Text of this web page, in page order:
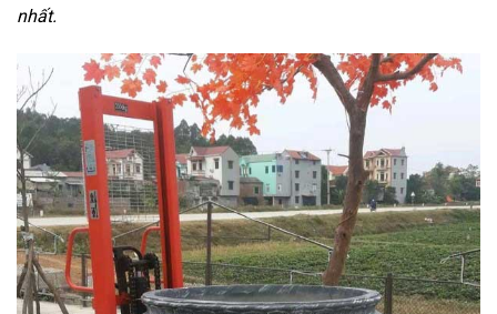
nhất.